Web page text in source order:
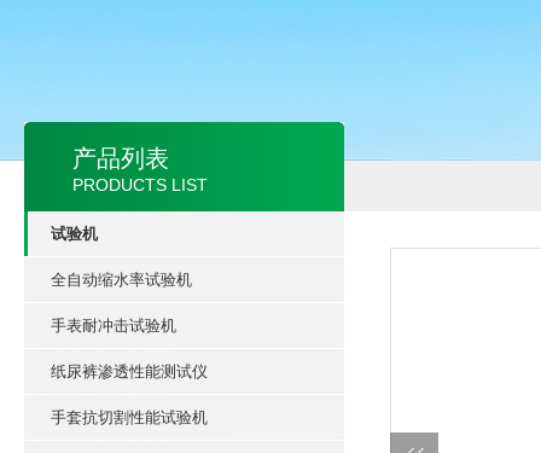
产品列表
PRODUCTS LIST
试验机
全自动缩水率试验机
手表耐冲击试验机
纸尿裤渗透性能测试仪
手套抗切割性能试验机